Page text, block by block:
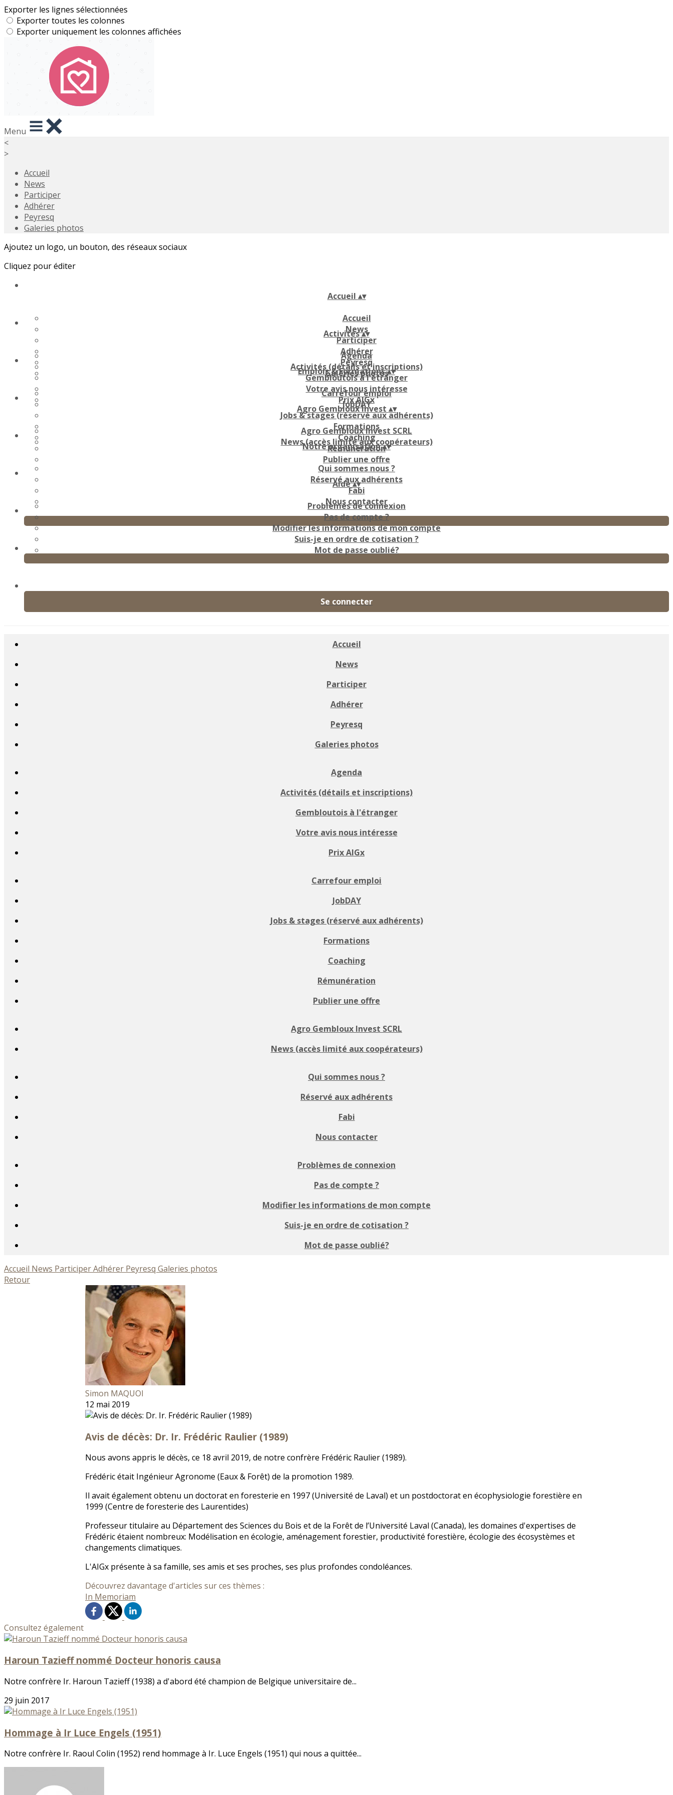
Exporter les lignes sélectionnées
Exporter toutes les colonnes
Exporter uniquement les colonnes affichées
Menu
<
>
Accueil
News
Participer
Adhérer
Peyresq
Galeries photos
Ajoutez un logo, un bouton, des réseaux sociaux
Cliquez pour éditer
Accueil ▴▾
Accueil
News
Participer
Adhérer
Peyresq
Galeries photos
Activités▴▾
Agenda
Activités (détails et inscriptions)
Gembloutois à l'étranger
Votre avis nous intéresse
Prix AIGx
Emplois & Formations▴▾
Carrefour emploi
JobDAY
Jobs & stages (réservé aux adhérents)
Formations
Coaching
Rémunération
Publier une offre
Agro Gembloux Invest ▴▾
Agro Gembloux Invest SCRL
News (accès limité aux coopérateurs)
Notre organisation▴▾
Qui sommes nous ?
Réservé aux adhérents
Fabi
Nous contacter
Aide▴▾
Problèmes de connexion
Pas de compte ?
Modifier les informations de mon compte
Suis-je en ordre de cotisation ?
Mot de passe oublié?
Se connecter
Accueil
News
Participer
Adhérer
Peyresq
Galeries photos
Agenda
Activités (détails et inscriptions)
Gembloutois à l'étranger
Votre avis nous intéresse
Prix AIGx
Carrefour emploi
JobDAY
Jobs & stages (réservé aux adhérents)
Formations
Coaching
Rémunération
Publier une offre
Agro Gembloux Invest SCRL
News (accès limité aux coopérateurs)
Qui sommes nous ?
Réservé aux adhérents
Fabi
Nous contacter
Problèmes de connexion
Pas de compte ?
Modifier les informations de mon compte
Suis-je en ordre de cotisation ?
Mot de passe oublié?
Accueil News ParticiperAdhérer Peyresq Galeries photos
Retour
Simon MAQUOI
12 mai 2019
Avis de décès: Dr. Ir. Frédéric Raulier (1989)
Nous avons appris le décès, ce 18 avril 2019, de notre confrère Frédéric Raulier (1989).
Frédéric était Ingénieur Agronome (Eaux & Forêt) de la promotion 1989.
Il avait également obtenu un doctorat en foresterie en 1997 (Université de Laval) et un postdoctorat en écophysiologie forestière en
1999 (Centre de foresterie des Laurentides)
Professeur titulaire au Département des Sciences du Bois et de la Forêt de l’Université Laval (Canada), les domaines d'expertises de
Frédéric étaient nombreux: Modélisation en écologie, aménagement forestier, productivité forestière, écologie des écosystèmes et
changements climatiques.
L'AIGx présente à sa famille, ses amis et ses proches, ses plus profondes condoléances.
Découvrez davantage d'articles sur ces thèmes :
In Memoriam
Consultez également
Haroun Tazieff nommé Docteur honoris causa
Notre confrère Ir. Haroun Tazieff (1938) a d'abord été champion de Belgique universitaire de...
29 juin 2017
Hommage à Ir Luce Engels (1951)
Notre confrère Ir. Raoul Colin (1952) rend hommage à Ir. Luce Engels (1951) qui nous a quittée...